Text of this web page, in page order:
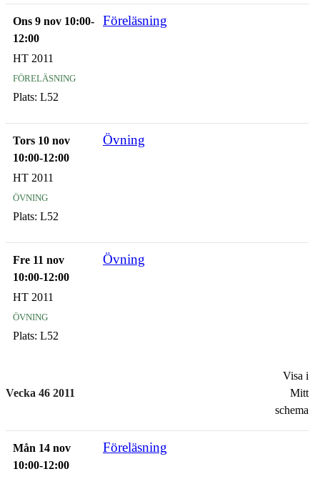
Ons 9 nov 10:00-
12:00
Föreläsning
HT 2011
föreläsning
Plats: L52
Tors 10 nov
10:00-12:00
Övning
HT 2011
övning
Plats: L52
Fre 11 nov
10:00-12:00
Övning
HT 2011
övning
Plats: L52
Vecka 46 2011
Visa i
Mitt
schema
Mån 14 nov
10:00-12:00
Föreläsning